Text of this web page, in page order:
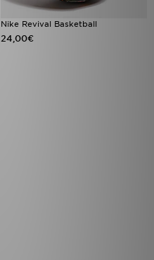
Nike Revival Basketball
24,00€